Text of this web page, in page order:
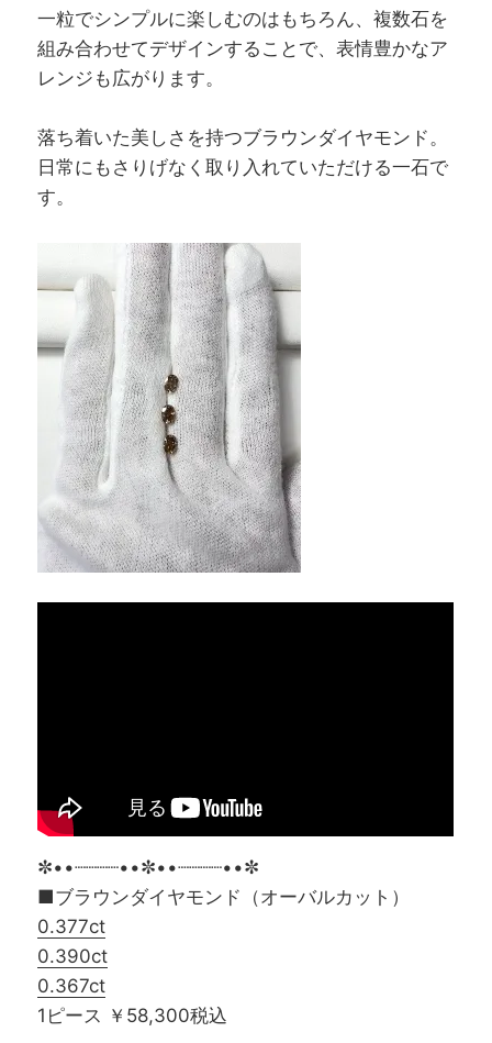
一粒でシンプルに楽しむのはもちろん、複数石を
組み合わせてデザインすることで、表情豊かなア
レンジも広がります。
落ち着いた美しさを持つブラウンダイヤモンド。
日常にもさりげなく取り入れていただける一石で
す。
✼••┈┈┈┈••✼••┈┈┈┈••✼
■ブラウンダイヤモンド（オーバルカット）
0.377ct
0.390ct
0.367ct
1ピース ￥58,300税込